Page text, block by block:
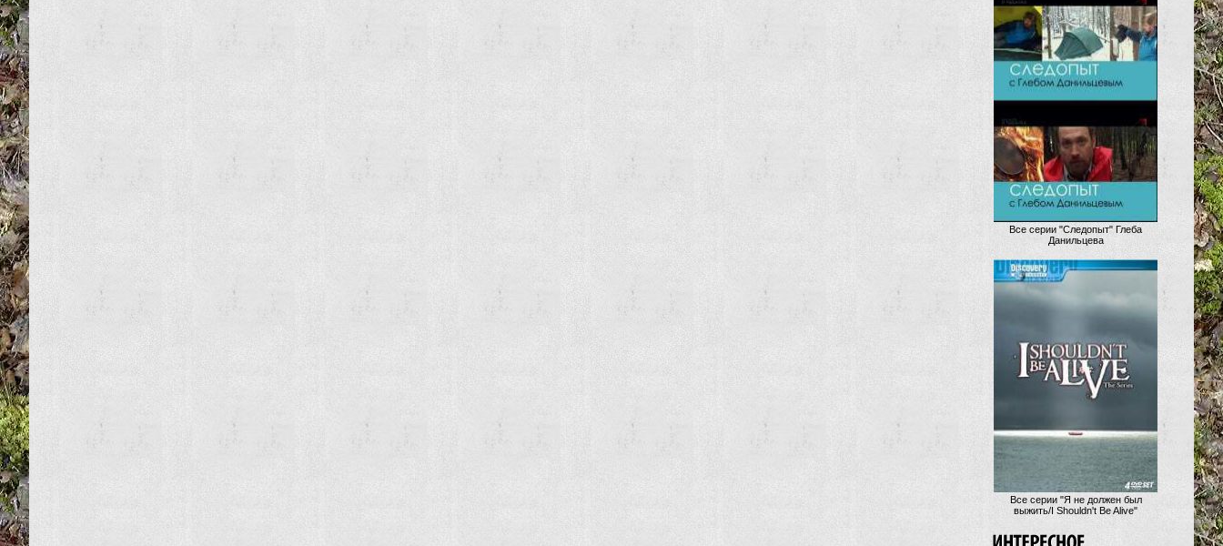
Все серии "Следопыт" Глеба
Данильцева
Все серии "Я не должен был
выжить/I Shouldn't Be Alive"